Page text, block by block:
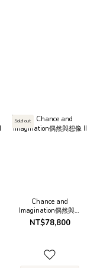
Sold out
Chance and
Imagination偶然與想
像 II
NT$78,800